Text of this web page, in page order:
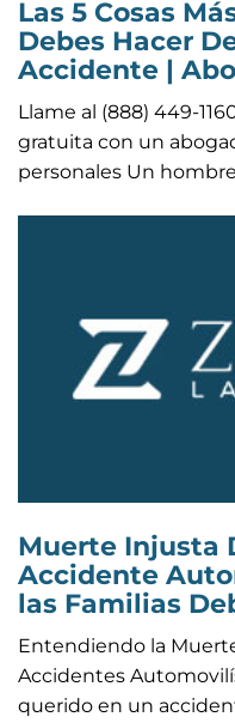
Las 5 Cosas
Debes Hacer
Accidente |
Llame al (888) 449-
gratuita con un
personales Un
Muerte Injusta
Accidente
las Familias
Entendiendo la
Accidentes
querido en un